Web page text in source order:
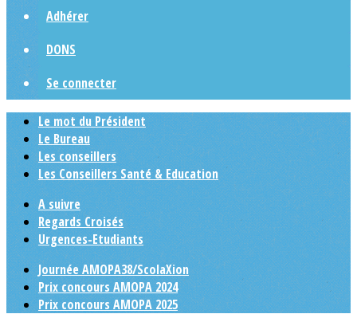
Adhérer
DONS
Se connecter
Le mot du Président
Le Bureau
Les conseillers
Les Conseillers Santé & Education
A suivre
Regards Croisés
Urgences-Etudiants
Journée AMOPA38/ScolaXion
Prix concours AMOPA 2024
Prix concours AMOPA 2025